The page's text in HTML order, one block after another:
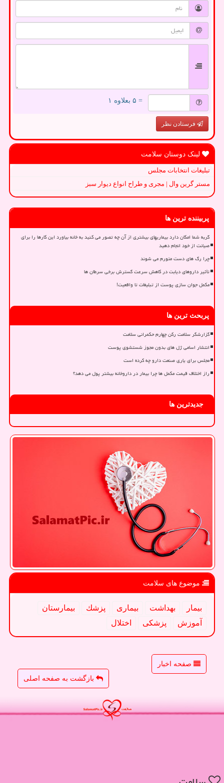
= ۵ بعلاوه ۱
فرستادن نظر
لینک دوستان سلامت
تبلیغات انتخابات مجلس
مستر گرین وال | مجری و طراح انواع دیوار سبز
پربیننده ترین ها
گربه شما امکان دارد بیماریهای بیشتری از آن چه تصور می کنید به خانه بیاورد این کارها را برای
صیانت از خود انجام دهید
چرا رگ های دست متورم می شوند
تأثیر داروهای دیابت در کاهش سرعت گسترش برخی سرطان ها
مکمل جوان سازی پوست از تبلیغات تا واقعیت!
پربحث ترین ها
گزارشگر سلامت رکن چهارم حکمرانی سلامت
انتشار اسامی ژل های بدون مجوز شستشوی پوست
مجلس برای یاری صنعت دارو چه کرده است
راز اختلاف قیمت مکمل ها چرا بیمار در داروخانه بیشتر پول می دهد؟
جدیدترین ها
موضوع های سلامت
بیمار بهداشت بیماری پزشك
بیمارستان
آموزش
پزشكی اختلال
صفحه اخبار
بازگشت به صفحه اصلی